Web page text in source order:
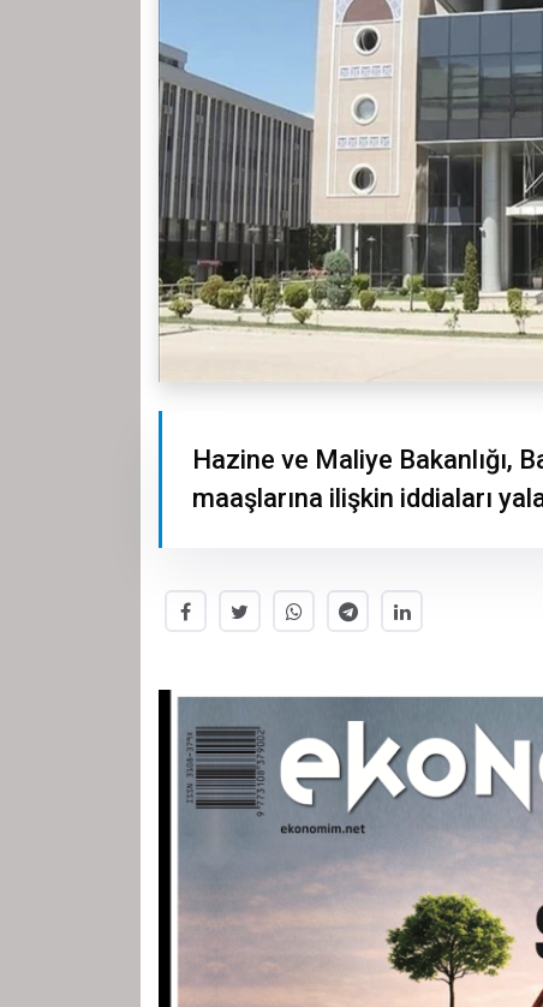
Hazine ve Maliye Bakanlığı,
maaşlarına ilişkin iddiaları